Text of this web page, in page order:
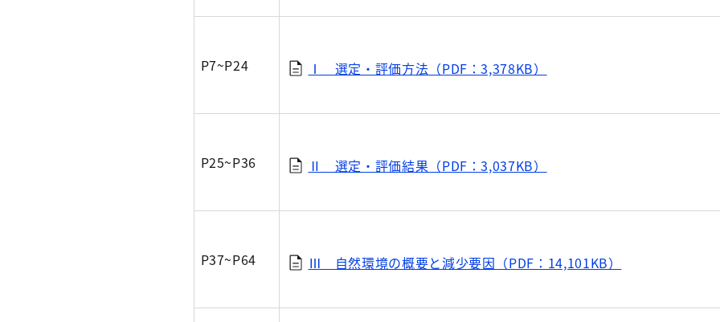
P7~P24 Ⅰ 選定・評価方法（PDF：3,378KB）
P25~P36 Ⅱ 選定・評価結果（PDF：3,037KB）
P37~P64 Ⅲ 自然環境の概要と減少要因（PDF：14,101KB）